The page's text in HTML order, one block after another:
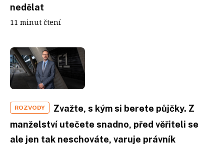
nedělat
11 minut čtení
ROZVODY
Zvažte, s kým si berete půjčky. Z
manželství utečete snadno, před věřiteli se
ale jen tak neschováte, varuje právník